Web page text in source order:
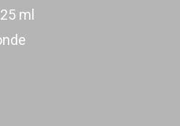
ml